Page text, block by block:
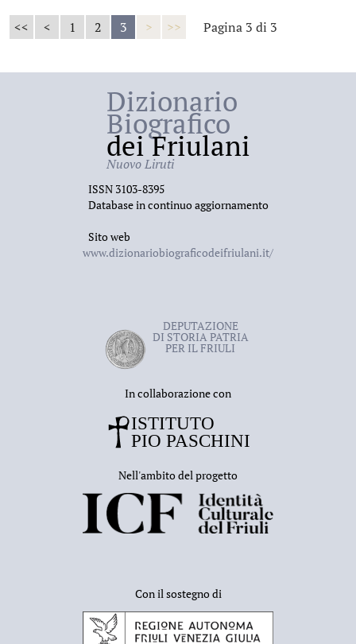
<< < 1 2 3 > >> Pagina 3 di 3
Dizionario
Biografico
dei Friulani
Nuovo Liruti
ISSN 3103-8395
Database in continuo aggiornamento
Sito web
www.dizionariobiograficodeifriulani.it/
DEPUTAZIONE
DI STORIA PATRIA
PER IL FRIULI
In collaborazione con
Nell'ambito del progetto
Con il sostegno di